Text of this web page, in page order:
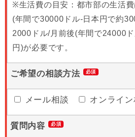
※生活費の目安：都市部の生活
(年間で30000ドル-日本円で約
2000ドル/月前後(年間で24000
円)が必要です。
ご希望の相談方法
メール相談 オンライン
質問内容